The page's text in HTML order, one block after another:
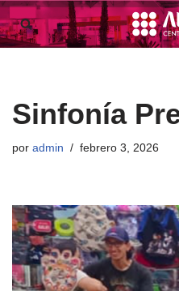
Saltar
Sinfonía
por admin febrero 3, 2026